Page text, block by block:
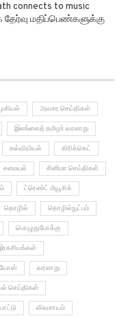
connects to music
மதிப்பெண்களுக்கு
அவசர செய்திகள்
இலங்கைத் தமிழர் வரலாறு
கல்வியியல் கிரிக்கெட்
சமையல் சினிமா செய்திகள்
ட்ரெண்ட் மியூசிக்
தொழில் தொழில்நுட்பம்
பொழுதுபோக்கு
வரலாறு
செய்திகள்
விவசாயம்